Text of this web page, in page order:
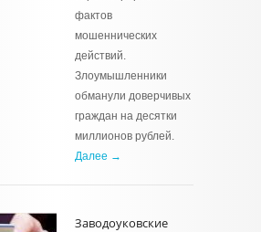
фактов
мошеннических
действий.
Злоумышленники
обманули доверчивых
граждан на десятки
миллионов рублей.
Далее →
Заводоуковские